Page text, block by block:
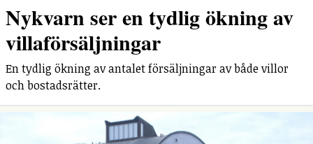
Nykvarn ser en tydlig ökning av
villaförsäljningar
En tydlig ökning av antalet försäljningar av både villor
och bostadsrätter.